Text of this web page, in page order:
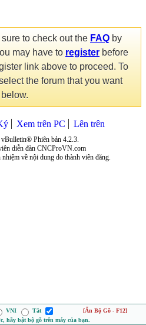
to check out the FAQ by
may have to register before
link above to proceed. To
the forum that you want
Xem trên PC Lên trên
Phiên bản 4.2.3.
diễn đàn CNCProVN.com
về nội dung do thành viên đăng.
VNI Tắt
[Ẩn Bộ Gõ - F12]
hãy bật bộ gõ trên máy của bạn.